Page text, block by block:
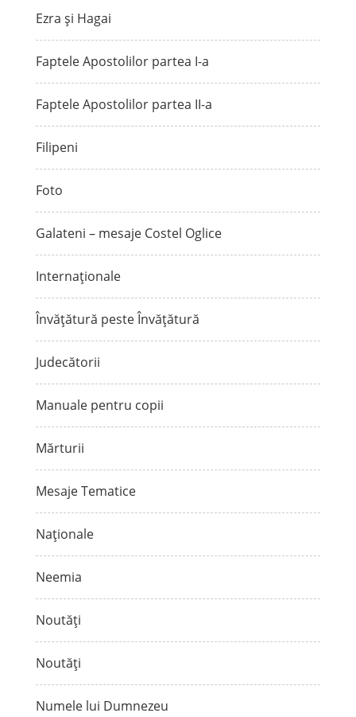
Ezra și Hagai
Faptele Apostolilor partea I-a
Faptele Apostolilor partea II-a
Filipeni
Foto
Galateni – mesaje Costel Oglice
Internaționale
Învățătură peste Învățătură
Judecătorii
Manuale pentru copii
Mărturii
Mesaje Tematice
Naționale
Neemia
Noutăți
Noutăți
Numele lui Dumnezeu